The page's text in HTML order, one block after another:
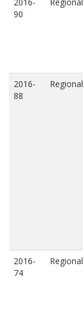
90
2016-
88
Regional
2016-
74
Regional